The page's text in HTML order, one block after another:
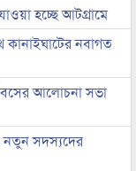
হচ্ছে আটগ্রামে
নবাগত
আলোচনা সভা
নতুন সদস্যদের